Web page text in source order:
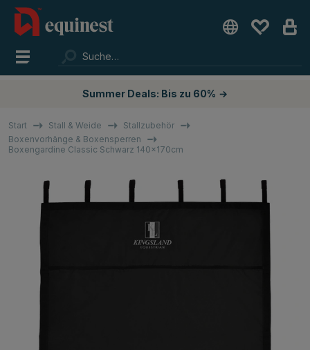
Summer Deals: Bis zu 60% →
Start Stall & Weide
Stallzubehör
Boxenvorhänge & Boxensperren
Boxengardine Classic Schwarz 140x170cm